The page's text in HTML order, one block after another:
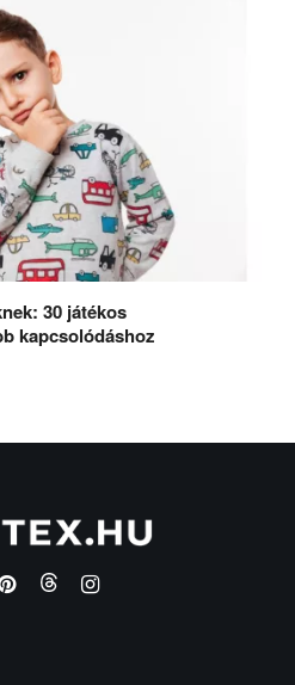
30 játékos
kapcsolódáshoz